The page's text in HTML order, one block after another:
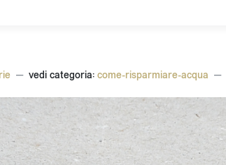
vedi categoria: come-risparmiare-acqua